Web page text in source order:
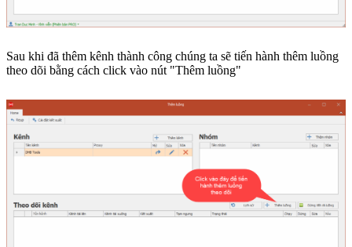
Sau khi đã thêm kênh thành công chúng ta sẽ tiến hành thêm luồng
theo dõi bằng cách click vào nút "Thêm luồng"